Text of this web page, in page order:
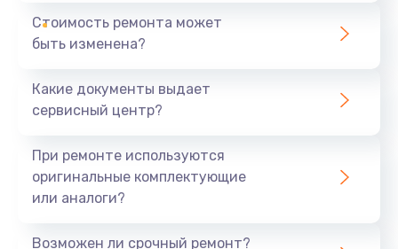
1440 руб.
Ремонт южного моста
Замена батарейки BIOS
Заказать
Стоимость ремонта может
быть изменена?
Какие документы выдает
сервисный центр?
При ремонте используются
оригинальные комплектующие
или аналоги?
Возможен ли срочный ремонт?